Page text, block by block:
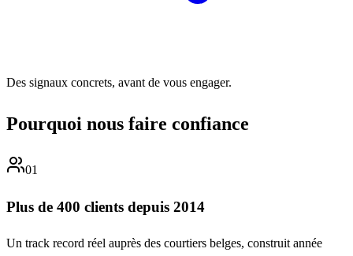
Des signaux concrets, avant de vous engager.
Pourquoi nous faire confiance
01
Plus de 400 clients depuis 2014
Un track record réel auprès des courtiers belges, construit année